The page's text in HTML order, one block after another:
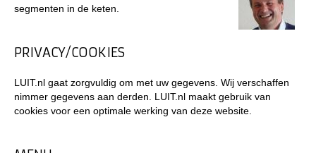
segmenten in de keten.
PRIVACY/COOKIES
LUIT.nl gaat zorgvuldig om met uw gegevens. Wij verschaffen
nimmer gegevens aan derden. LUIT.nl maakt gebruik van
cookies voor een optimale werking van deze website.